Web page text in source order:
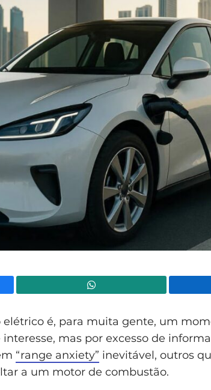
é, para muita gente, um
mas por excesso de
“range anxiety” inevitável, outros
a um motor de combustão.